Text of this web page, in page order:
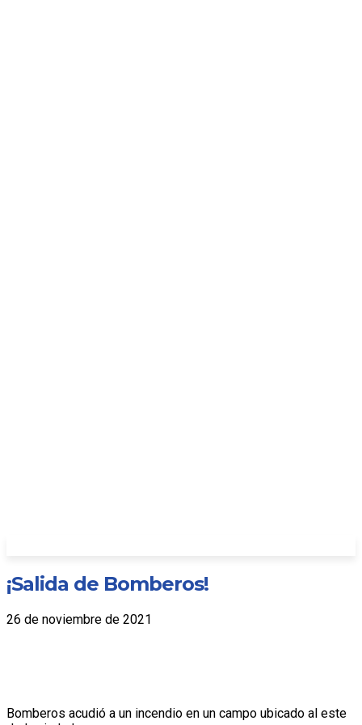
¡Salida de Bomberos!
26 de noviembre de 2021
Bomberos acudió a un incendio en un campo ubicado al este